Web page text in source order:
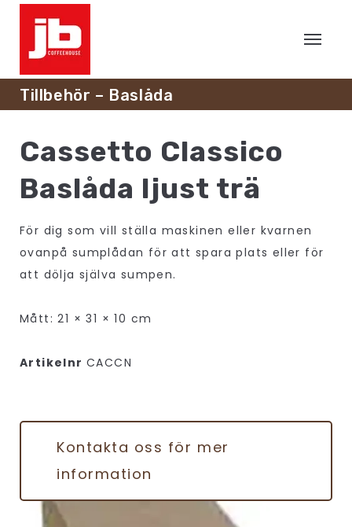
Tillbehör – Baslåda
Cassetto Classico
Baslåda ljust trä
För dig som vill ställa maskinen eller kvarnen
ovanpå sumplådan för att spara plats eller för
att dölja själva sumpen.
Mått: 21 × 31 × 10 cm
Artikelnr CACCN
Kontakta oss för mer
information